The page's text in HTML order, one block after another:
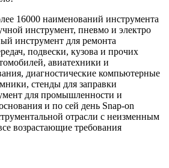
16000 наименований инструмента
инструмент, пневмо и электро
инструмент для ремонта
подвески, кузова и прочих
авиатехники и
диагностические компьютерные
стенды для заправки
для промышленности и
и по сей день Snap-on
отрасли с неизменным
возрастающие требования